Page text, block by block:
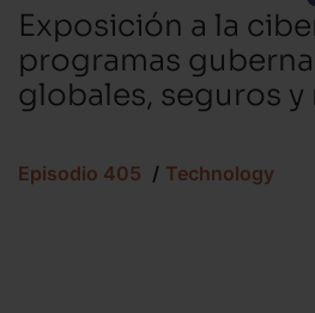
Exposición a la
programas
globales, seguros y
Episodio 405 Technology